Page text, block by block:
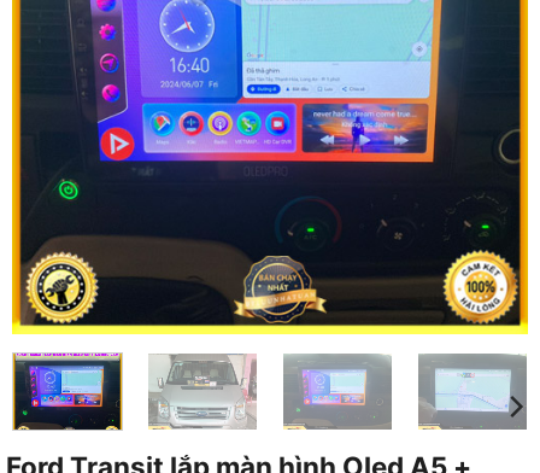
Ford Transit lắp màn hình Oled A5 +